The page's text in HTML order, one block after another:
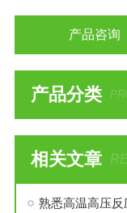
产品咨询
产品分类
相关文章